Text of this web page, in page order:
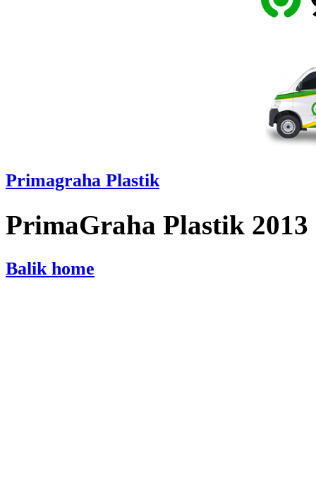
Primagraha Plastik
PrimaGraha Plastik 2013
Balik home